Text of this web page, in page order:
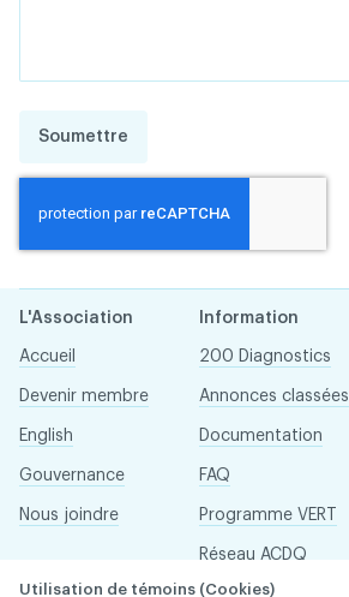
Soumettre
L'Association
Accueil
Devenir membre
English
Gouvernance
Nous joindre
Information
200 Diagnostics
Annonces classées
Documentation
FAQ
Programme VERT
Réseau ACDQ
Utilisation de témoins (Cookies)